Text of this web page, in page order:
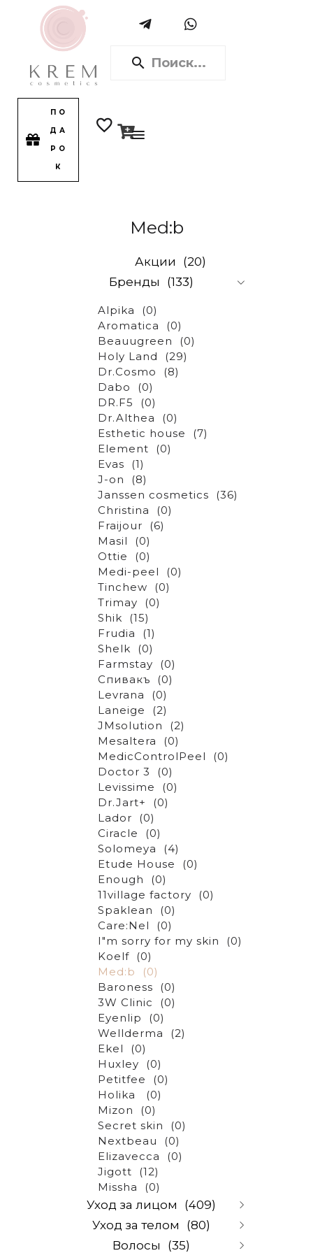
ПО
ДА
РО
К
Med:b
Акции
(20)
Бренды
(133)
Alpika
(0)
Aromatica
(0)
Beauugreen
(0)
Holy Land
(29)
Dr.Cosmo
(8)
Dabo
(0)
DR.F5
(0)
Dr.Althea
(0)
Esthetic house
(7)
Element
(0)
Evas
(1)
J-on
(8)
Janssen cosmetics
(36)
Christina
(0)
Fraijour
(6)
Masil
(0)
Ottie
(0)
Medi-peel
(0)
Tinchew
(0)
Trimay
(0)
Shik
(15)
Frudia
(1)
Shelk
(0)
Farmstay
(0)
Спивакъ
(0)
Levrana
(0)
Laneige
(2)
JMsolution
(2)
Mesaltera
(0)
MedicControlPeel
(0)
Doctor 3
(0)
Levissime
(0)
Dr.Jart+
(0)
Lador
(0)
Ciracle
(0)
Solomeya
(4)
Etude House
(0)
Enough
(0)
11village factory
(0)
Spaklean
(0)
Care:Nel
(0)
I"m sorry for my skin
(0)
Koelf
(0)
Med:b
(0)
Baroness
(0)
3W Clinic
(0)
Eyenlip
(0)
Wellderma
(2)
Ekel
(0)
Huxley
(0)
Petitfee
(0)
Holika
(0)
Mizon
(0)
Secret skin
(0)
Nextbeau
(0)
Elizavecca
(0)
Jigott
(12)
Missha
(0)
Уход за лицом (409)
Очищение и снятие
макияжа
(67)
Уход за телом (80)
Волосы (35)